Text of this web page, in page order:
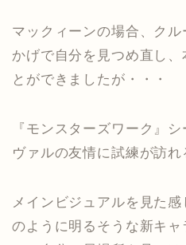
マックィーンの場合、ク
かげで自分を見つめ直し
とができましたが・・・
『モンスターズワーク』
ヴァルの友情に試練が訪
メインビジュアルを見た
のように明るそうな新キ